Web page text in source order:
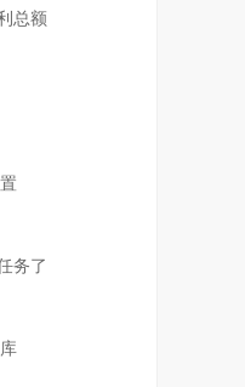
总额
务了